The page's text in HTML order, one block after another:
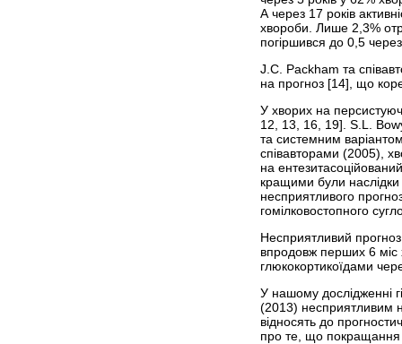
А через 17 років
хвороби. Лише 2,3%
погіршився до 0,5
J.C. Packham та
на прогноз [14], що
У хворих на
12, 13, 16, 19]. S.L.
та системним
співавторами (2005),
на
кращими були
несприятливого
гомілковостопного
Несприятливий прогноз
впродовж перших 6 міс
глюкокортикоїдами
У нашому дослідженні
(2013) несприятливим
відносять до
про те, що покращання